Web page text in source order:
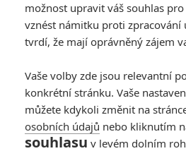
možnost upravit váš souhlas
vznést námitku proti zpracování
tvrdí, že mají oprávněný zájem
Vaše volby zde jsou relevantní
konkrétní stránku. Vaše
můžete kdykoli změnit na
osobních údajů nebo kliknutím
souhlasu v levém dolním